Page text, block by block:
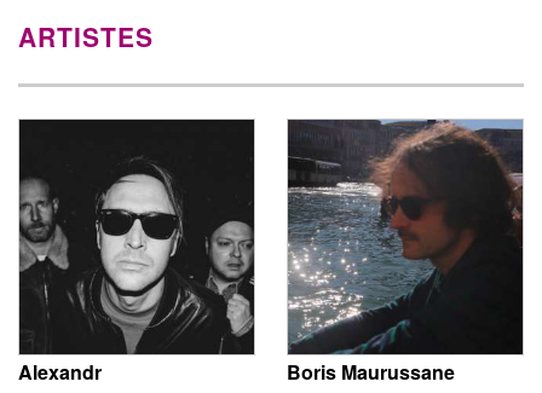
ARTISTES
Alexandr Boris Maurussane